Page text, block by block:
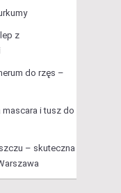
z
do rzęs –
i tusz do
– skuteczna